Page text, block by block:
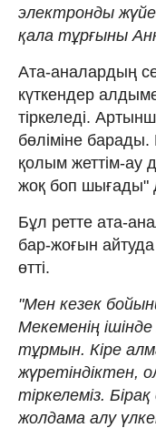
электронды
қала тұрғыны
Ата-аналардың
күткендер
тіркеледі.
бөліміне барады.
қолым жеттім-ау
жоқ боп шығады"
Бұл ретте ата-
бар-жоғын айтуда
өтті.
"Мен кезек
Мекеменің
тұрмын. Кіре
жүретіндіктен,
тіркелеміз.
жолдама алу